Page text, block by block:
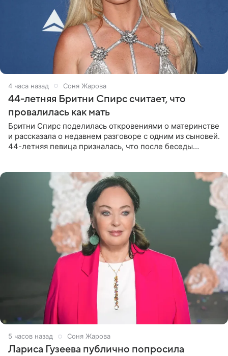
4 часа назад Соня Жарова
44-летняя Бритни Спирс считает, что
провалилась как мать
Бритни Спирс поделилась откровениями о материнстве
и рассказала о недавнем разговоре с одним из сыновей.
44-летняя певица призналась, что после беседы
5 часов назад Соня Жарова
Лариса Гузеева публично попросила